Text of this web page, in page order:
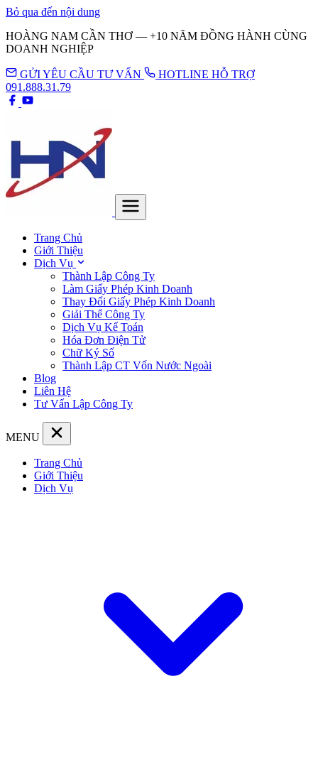
Bỏ qua đến nội dung
HOÀNG NAM CẦN THƠ — +10 NĂM ĐỒNG HÀNH CÙNG
DOANH NGHIỆP
GỬI YÊU CẦU TƯ VẤN
HOTLINE HỖ TRỢ
091.888.31.79
Trang Chủ
Giới Thiệu
Dịch Vụ
Thành Lập Công Ty
Làm Giấy Phép Kinh Doanh
Thay Đổi Giấy Phép Kinh Doanh
Giải Thể Công Ty
Dịch Vụ Kế Toán
Hóa Đơn Điện Tử
Chữ Ký Số
Thành Lập CT Vốn Nước Ngoài
Blog
Liên Hệ
Tư Vấn Lập Công Ty
MENU
Trang Chủ
Giới Thiệu
Dịch Vụ